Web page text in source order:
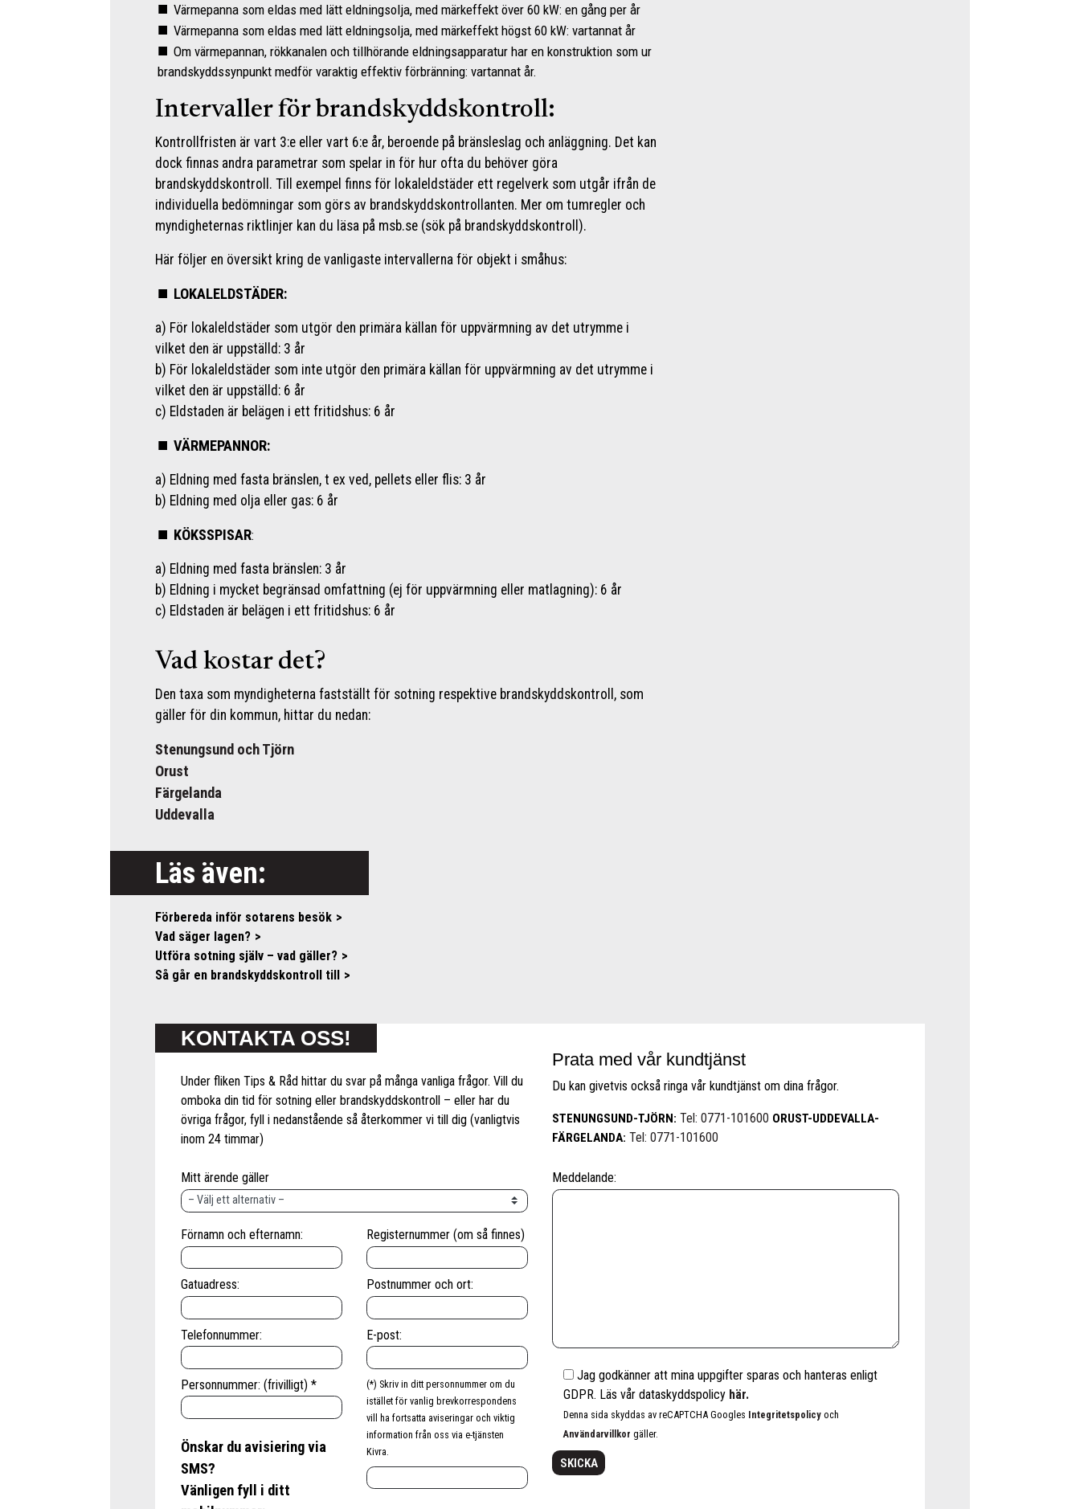
Värmepanna som eldas med lätt eldningsolja, med märkeffekt över 60 kW: en gång per år
Värmepanna som eldas med lätt eldningsolja, med märkeffekt högst 60 kW: vartannat år
Om värmepannan, rökkanalen och tillhörande eldningsapparatur har en konstruktion som ur
brandskyddssynpunkt medför varaktig effektiv förbränning: vartannat år.
Intervaller för brandskyddskontroll:
Kontrollfristen är vart 3:e eller vart 6:e år, beroende på bränsleslag och anläggning. Det kan
dock finnas andra parametrar som spelar in för hur ofta du behöver göra
brandskyddskontroll. Till exempel finns för lokaleldstäder ett regelverk som utgår ifrån de
individuella bedömningar som görs av brandskyddskontrollanten. Mer om tumregler och
myndigheternas riktlinjer kan du läsa på msb.se (sök på brandskyddskontroll).
Här följer en översikt kring de vanligaste intervallerna för objekt i småhus:
LOKALELDSTÄDER:
a) För lokaleldstäder som utgör den primära källan för uppvärmning av det utrymme i
vilket den är uppställd: 3 år
b) För lokaleldstäder som inte utgör den primära källan för uppvärmning av det utrymme i
vilket den är uppställd: 6 år
c) Eldstaden är belägen i ett fritidshus: 6 år
VÄRMEPANNOR:
a) Eldning med fasta bränslen, t ex ved, pellets eller flis: 3 år
b) Eldning med olja eller gas: 6 år
KÖKSSPISAR:
a) Eldning med fasta bränslen: 3 år
b) Eldning i mycket begränsad omfattning (ej för uppvärmning eller matlagning): 6 år
c) Eldstaden är belägen i ett fritidshus: 6 år
Vad kostar det?
Den taxa som myndigheterna fastställt för sotning respektive brandskyddskontroll, som
gäller för din kommun, hittar du nedan:
Stenungsund och Tjörn
Orust
Färgelanda
Uddevalla
Läs även:
Förbereda inför sotarens besök
Vad säger lagen?
Utföra sotning själv – vad gäller?
Så går en brandskyddskontroll till
KONTAKTA OSS!
Under fliken Tips & Råd hittar du svar på många vanliga frågor. Vill du
omboka din tid för sotning eller brandskyddskontroll – eller har du
övriga frågor, fyll i nedanstående så återkommer vi till dig (vanligtvis
inom 24 timmar)
Prata med vår kundtjänst
Du kan givetvis också ringa vår kundtjänst om dina frågor.
STENUNGSUND-TJÖRN: Tel: 0771-101600 ORUST-UDDEVALLA-
FÄRGELANDA: Tel: 0771-101600
Mitt ärende gäller
Förnamn och efternamn:
Gatuadress:
Telefonnummer:
Personnummer: (frivilligt) *
Önskar du avisiering via
SMS?
Vänligen fyll i ditt
Registernummer (om så finnes)
Postnummer och ort:
E-post:
(*) Skriv in ditt personnummer om du
istället för vanlig brevkorrespondens
vill ha fortsatta aviseringar och viktig
information från oss via e-tjänsten
Kivra.
Meddelande:
Jag godkänner att mina uppgifter sparas och hanteras enligt
GDPR. Läs vår dataskyddspolicy här.
Denna sida skyddas av reCAPTCHA Googles Integritetspolicy och
Användarvillkor gäller.